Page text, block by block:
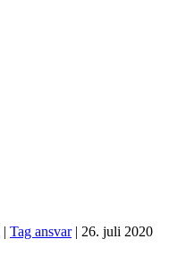
| Tag ansvar| 26. juli 2020